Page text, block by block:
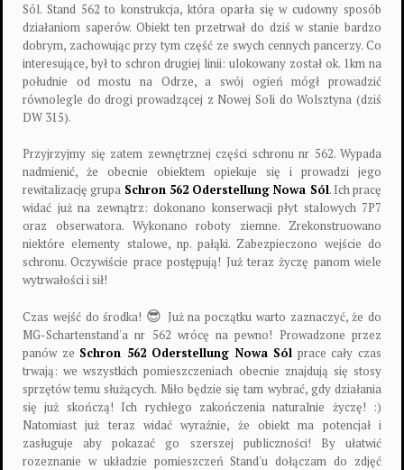
Sól. Stand 562 to konstrukcja, która oparła się w cudowny sposób
działaniom saperów. Obiekt ten przetrwał do dziś w stanie bardzo
dobrym, zachowując przy tym część ze swych cennych pancerzy. Co
interesujące, był to schron drugiej linii: ulokowany został ok. 1km na
południe od mostu na Odrze, a swój ogień mógł prowadzić
równolegle do drogi prowadzącej z Nowej Soli do Wolsztyna (dziś
DW 315).
Przyjrzyjmy się zatem zewnętrznej części schronu nr 562. Wypada
nadmienić, że obecnie obiektem opiekuje się i prowadzi jego
rewitalizację grupa Schron 562 Oderstellung Nowa Sól. Ich pracę
widać już na zewnątrz: dokonano konserwacji płyt stalowych 7P7
oraz obserwatora. Wykonano roboty ziemne. Zrekonstruowano
niektóre elementy stalowe, np. pałąki. Zabezpieczono wejście do
schronu. Oczywiście prace postępują! Już teraz życzę panom wiele
wytrwałości i sił!
Czas wejść do środka! 😎 Już na początku warto zaznaczyć, że do
MG-Schartenstand'a nr 562 wrócę na pewno! Prowadzone przez
panów ze Schron 562 Oderstellung Nowa Sól prace cały czas
trwają: we wszystkich pomieszczeniach obecnie znajdują się stosy
sprzętów temu służących. Miło będzie się tam wybrać, gdy działania
się już skończą! Ich rychłego zakończenia naturalnie życzę!
:)
Natomiast już teraz widać wyraźnie, że obiekt ma potencjał i
zasługuje aby pokazać go szerszej publiczności! By ułatwić
rozeznanie w układzie pomieszczeń Stand'u dołączam do zdjęć